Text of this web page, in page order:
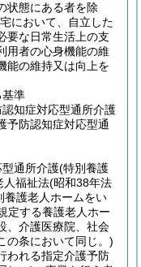
状態にある者を除
において、自立した
要な日常生活上の支
用者の心身機能の維
能の維持又は向上を
基準
知症対応型通所介護
予防認知症対応型通
通所介護(特別養護
人福祉法(昭和38年法
養護老人ホームをい
定する養護老人ホー
、介護医療院、社会
の条において同じ。)
われる指定介護予防